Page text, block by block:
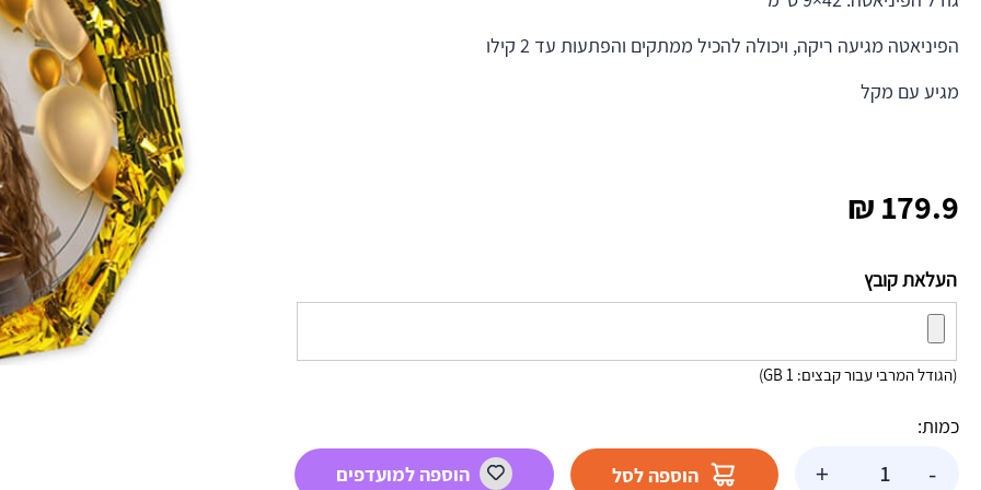
הפיניאטה מגיעה ריקה, ויכולה להכיל ממתקים והפתעות עד 2 קילו
מגיע עם מקל
179.9
₪
העלאת קובץ
(הגודל המרבי עבור קבצים: 1 GB)
כמות:
-
של
+ הוספה לסל הוספה למועדפים